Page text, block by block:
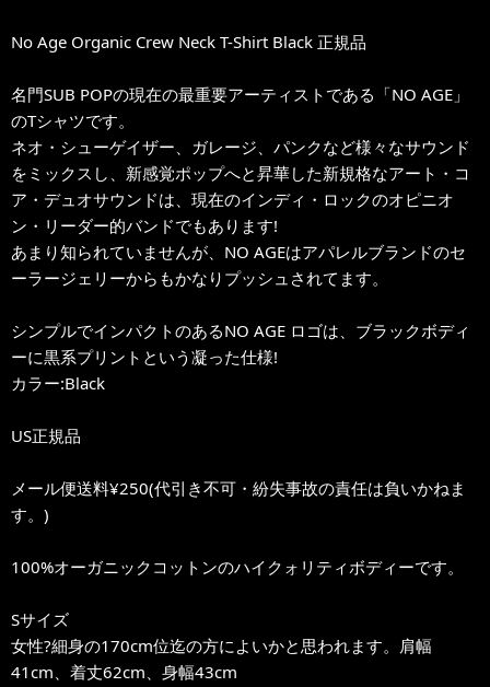
No Age Organic Crew Neck T-Shirt Black 正規品
名門SUB POPの現在の最重要アーティストである「NO AGE」
のTシャツです。
ネオ・シューゲイザー、ガレージ、パンクなど様々なサウンド
をミックスし、新感覚ポップへと昇華した新規格なアート・コ
ア・デュオサウンドは、現在のインディ・ロックのオピニオ
ン・リーダー的バンドでもあります!
あまり知られていませんが、NO AGEはアパレルブランドのセ
ーラージェリーからもかなりプッシュされてます。
シンプルでインパクトのあるNO AGE ロゴは、ブラックボディ
ーに黒系プリントという凝った仕様!
カラー:Black
US正規品
メール便送料¥250(代引き不可・紛失事故の責任は負いかねま
す。)
100%オーガニックコットンのハイクォリティボディーです。
Sサイズ
女性?細身の170cm位迄の方によいかと思われます。肩幅
41cm、着丈62cm、身幅43cm